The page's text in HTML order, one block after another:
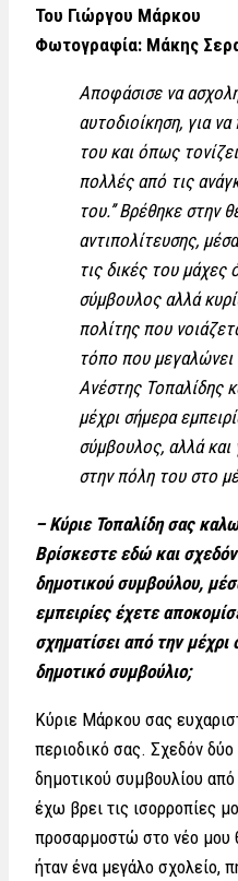
Του Γιώργου Μάρκου
Φωτογραφία: Μάκης
Αποφάσισε να
αυτοδιοίκηση, για
του και όπως τονίζει
πολλές από τις
του.’’ Βρέθηκε στην
αντιπολίτευσης,
τις δικές του μάχες
σύμβουλος αλλά
πολίτης που
τόπο που μεγαλώνει
Ανέστης Τοπαλίδης
μέχρι σήμερα
σύμβουλος, αλλά και
στην πόλη του στο
– Κύριε Τοπαλίδη σας
Βρίσκεστε εδώ και
δημοτικού συμβούλου,
εμπειρίες έχετε
σχηματίσει από την
δημοτικό συμβούλιο;
Κύριε Μάρκου σας
περιοδικό σας. Σχεδόν
δημοτικού συμβουλίου
έχω βρει τις ισορροπίες
προσαρμοστώ στο νέο μου
ήταν ένα μεγάλο σχολείο,